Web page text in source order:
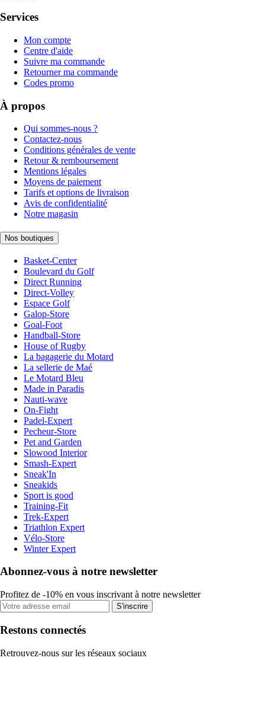
Services
Mon compte
Centre d'aide
Suivre ma commande
Retourner ma commande
Codes promo
À propos
Qui sommes-nous ?
Contactez-nous
Conditions générales de vente
Retour & remboursement
Mentions légales
Moyens de paiement
Tarifs et options de livraison
Avis de confidentialité
Notre magasin
Nos boutiques
Basket-Center
Boulevard du Golf
Direct Running
Direct-Volley
Espace Golf
Galop-Store
Goal-Foot
Handball-Store
House of Rugby
La bagagerie du Motard
La sellerie de Maé
Le Motard Bleu
Made in Paradis
Nauti-wave
On-Fight
Padel-Expert
Pecheur-Store
Pet and Garden
Slowood Interior
Smash-Expert
Sneak'In
Sneakids
Sport is good
Training-Fit
Trek-Expert
Triathlon Expert
Vélo-Store
Winter Expert
Abonnez-vous à notre newsletter
Profitez de -10% en vous inscrivant à notre newsletter
S'inscrire
Restons connectés
Retrouvez-nous sur les réseaux sociaux